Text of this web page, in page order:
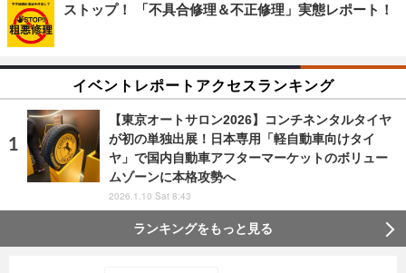
ストップ！ 「不具合修理＆不正修理」実態レポート！
イベントレポートアクセスランキング
【東京オートサロン2026】コンチネンタルタイヤ
が初の単独出展！日本専用「軽自動車向けタイ
ヤ」で国内自動車アフターマーケットのボリュー
ムゾーンに本格攻勢へ
2026.1.10 Sat 8:43
ランキングをもっと見る